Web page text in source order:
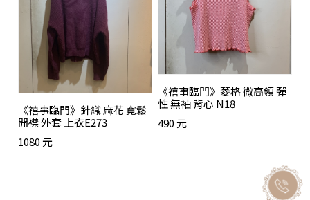
《禧事臨門》針織 麻花 寬鬆
開襟 外套 上衣E273
1080 元
《禧事臨門》菱格 微高領 彈
性 無袖 背心 N18
490 元